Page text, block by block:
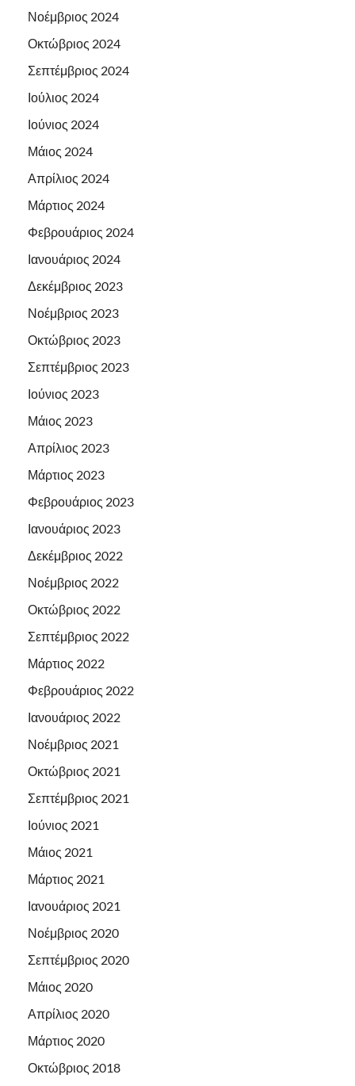
Νοέμβριος 2024
Οκτώβριος 2024
Σεπτέμβριος 2024
Ιούλιος 2024
Ιούνιος 2024
Μάιος 2024
Απρίλιος 2024
Μάρτιος 2024
Φεβρουάριος 2024
Ιανουάριος 2024
Δεκέμβριος 2023
Νοέμβριος 2023
Οκτώβριος 2023
Σεπτέμβριος 2023
Ιούνιος 2023
Μάιος 2023
Απρίλιος 2023
Μάρτιος 2023
Φεβρουάριος 2023
Ιανουάριος 2023
Δεκέμβριος 2022
Νοέμβριος 2022
Οκτώβριος 2022
Σεπτέμβριος 2022
Μάρτιος 2022
Φεβρουάριος 2022
Ιανουάριος 2022
Νοέμβριος 2021
Οκτώβριος 2021
Σεπτέμβριος 2021
Ιούνιος 2021
Μάιος 2021
Μάρτιος 2021
Ιανουάριος 2021
Νοέμβριος 2020
Σεπτέμβριος 2020
Μάιος 2020
Απρίλιος 2020
Μάρτιος 2020
Οκτώβριος 2018